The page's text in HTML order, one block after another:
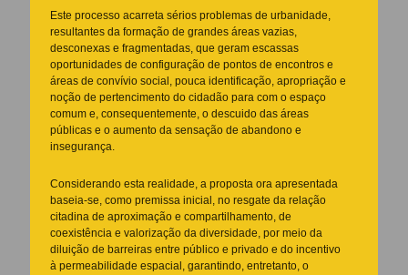
Este processo acarreta sérios problemas de urbanidade,
resultantes da formação de grandes áreas vazias,
desconexas e fragmentadas, que geram escassas
oportunidades de configuração de pontos de encontros e
áreas de convívio social, pouca identificação, apropriação e
noção de pertencimento do cidadão para com o espaço
comum e, consequentemente, o descuido das áreas
públicas e o aumento da sensação de abandono e
insegurança.
Considerando esta realidade, a proposta ora apresentada
baseia-se, como premissa inicial, no resgate da relação
citadina de aproximação e compartilhamento, de
coexistência e valorização da diversidade, por meio da
diluição de barreiras entre público e privado e do incentivo
à permeabilidade espacial, garantindo, entretanto, o